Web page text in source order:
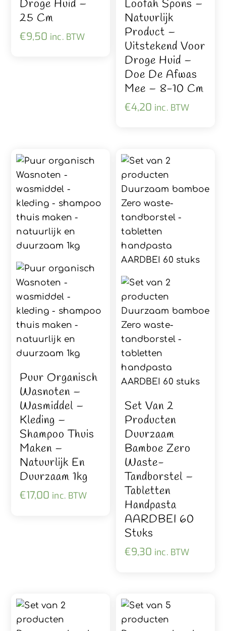
Droge Huid –
25 Cm
€9,50 inc. BTW
Loofah Spons –
Natuurlijk
Product –
Uitstekend Voor
Droge Huid –
Doe De Afwas
Mee – 8-10 Cm
€4,20 inc. BTW
Puur Organisch
Wasnoten –
Wasmiddel –
Kleding –
Shampoo Thuis
Maken –
Natuurlijk En
Duurzaam 1kg
€17,00 inc. BTW
Set Van 2
Producten
Duurzaam
Bamboe Zero
Waste-
Tandborstel –
Tabletten
Handpasta
AARDBEI 60
Stuks
€9,30 inc. BTW